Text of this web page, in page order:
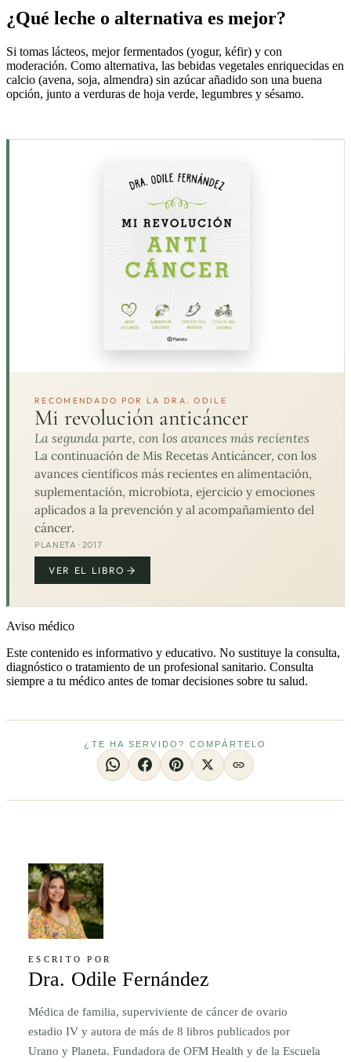
¿Qué leche o alternativa es mejor?
Si tomas lácteos, mejor fermentados (yogur, kéfir) y con
moderación. Como alternativa, las bebidas vegetales enriquecidas en
calcio (avena, soja, almendra) sin azúcar añadido son una buena
opción, junto a verduras de hoja verde, legumbres y sésamo.
RECOMENDADO POR LA DRA. ODILE
Mi revolución anticáncer
La segunda parte, con los avances más recientes
La continuación de Mis Recetas Anticáncer, con los
avances científicos más recientes en alimentación,
suplementación, microbiota, ejercicio y emociones
aplicados a la prevención y al acompañamiento del
cáncer.
PLANETA · 2017
VER EL LIBRO
Aviso médico
Este contenido es informativo y educativo. No sustituye la consulta,
diagnóstico o tratamiento de un profesional sanitario. Consulta
siempre a tu médico antes de tomar decisiones sobre tu salud.
¿TE HA SERVIDO? COMPÁRTELO
ESCRITO POR
Dra. Odile Fernández
Médica de familia, superviviente de cáncer de ovario
estadio IV y autora de más de 8 libros publicados por
Urano y Planeta. Fundadora de OFM Health y de la Escuela